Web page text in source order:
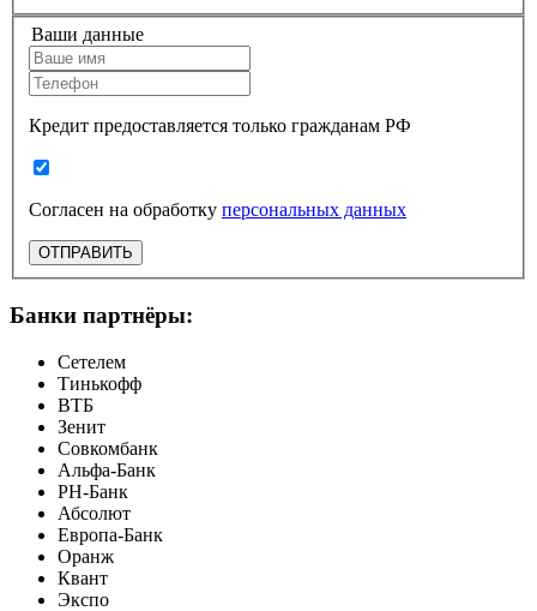
Ваши данные
Кредит предоставляется только гражданам РФ
Согласен на обработку персональных данных
ОТПРАВИТЬ
Банки партнёры:
Сетелем
Тинькофф
ВТБ
Зенит
Совкомбанк
Альфа-Банк
РН-Банк
Абсолют
Европа-Банк
Оранж
Квант
Экспо